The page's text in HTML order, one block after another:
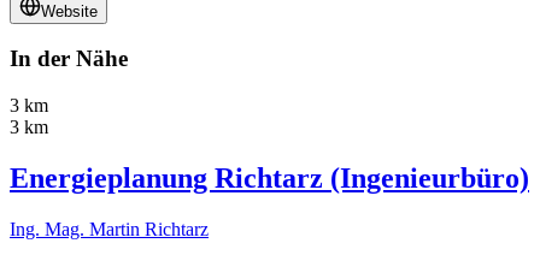
Website
In der Nähe
3 km
3 km
Energieplanung Richtarz (Ingenieurbüro)
Ing. Mag. Martin Richtarz